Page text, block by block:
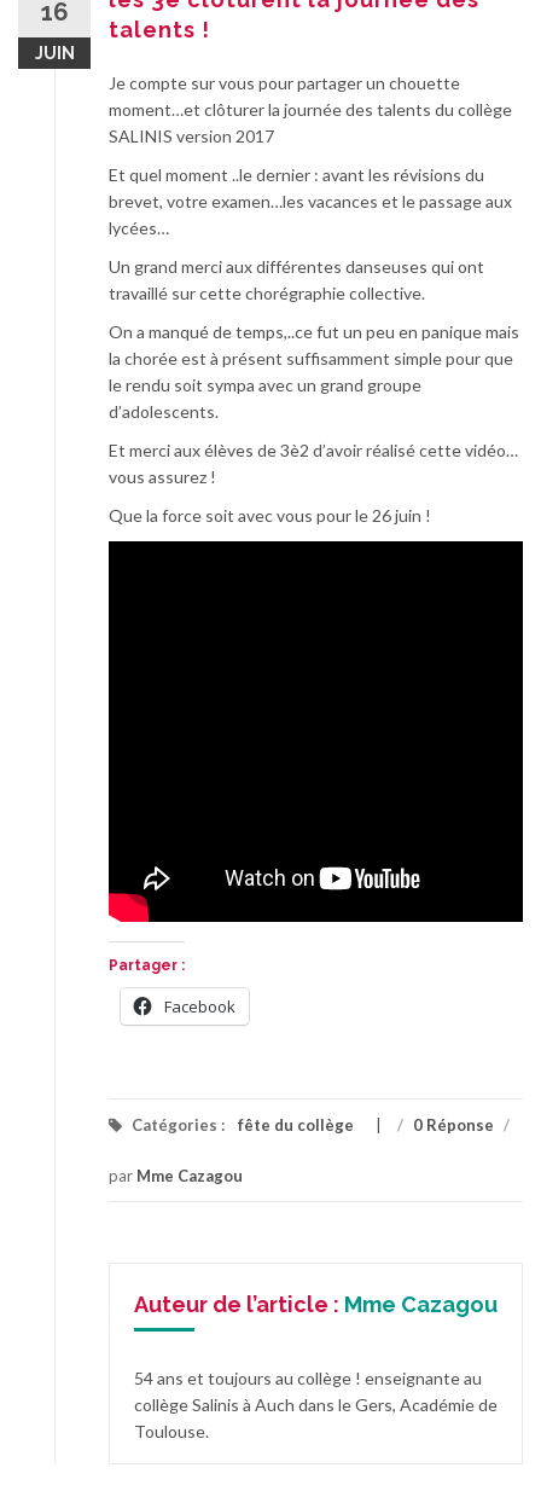
16
JUIN
talents !
Je compte sur vous pour partager un chouette
moment…et clôturer la journée des talents du collège
SALINIS version 2017
Et quel moment ..le dernier : avant les révisions du
brevet, votre examen…les vacances et le passage aux
lycées…
Un grand merci aux différentes danseuses qui ont
travaillé sur cette chorégraphie collective.
On a manqué de temps,..ce fut un peu en panique mais
la chorée est à présent suffisamment simple pour que
le rendu soit sympa avec un grand groupe
d’adolescents.
Et merci aux élèves de 3è2 d’avoir réalisé cette vidéo…
vous assurez !
Que la force soit avec vous pour le 26 juin !
Partager :
Facebook
Catégories : fête du collège / 0 Réponse /
par Mme Cazagou
Auteur de l’article : Mme Cazagou
54 ans et toujours au collège ! enseignante au
collège Salinis à Auch dans le Gers, Académie de
Toulouse.